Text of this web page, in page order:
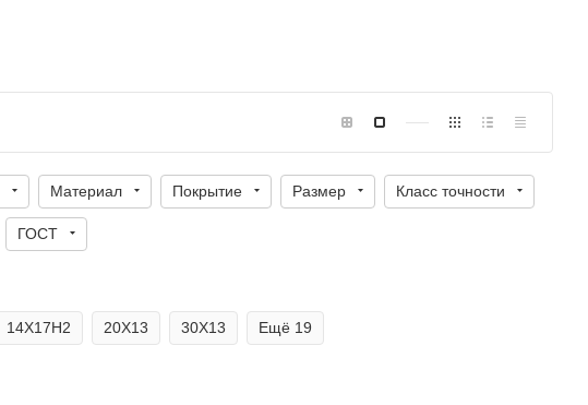
Материал Покрытие Размер Класс точности
ГОСТ
14Х17Н2 20Х13 30Х13 Ещё 19